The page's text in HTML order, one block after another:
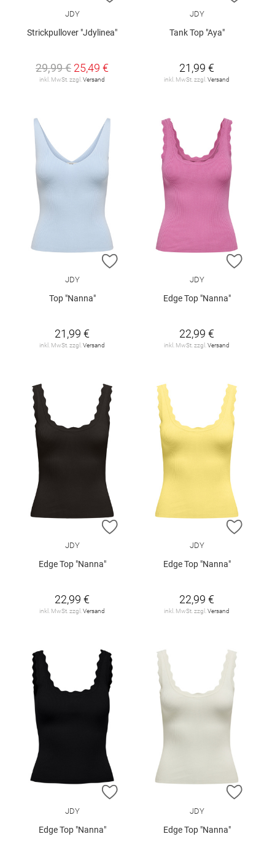
JDY
Strickpullover "Jdylinea"
29,99 € 25,49 €
inkl. MwSt. zzgl. Versand
JDY
Tank Top "Aya"
21,99 €
inkl. MwSt. zzgl. Versand
ZUR WUNSCHLISTE HINZUFÜGEN
JDY
Top "Nanna"
21,99 €
inkl. MwSt. zzgl. Versand
ZUR
JDY
Edge Top "Nanna"
22,99 €
inkl. MwSt. zzgl. Versand
ZUR WUNSCHLISTE HINZUFÜGEN
JDY
Edge Top "Nanna"
22,99 €
inkl. MwSt. zzgl. Versand
ZUR
JDY
Edge Top "Nanna"
22,99 €
inkl. MwSt. zzgl. Versand
ZUR WUNSCHLISTE HINZUFÜGEN
JDY
Edge Top "Nanna"
ZUR
JDY
Edge Top "Nanna"